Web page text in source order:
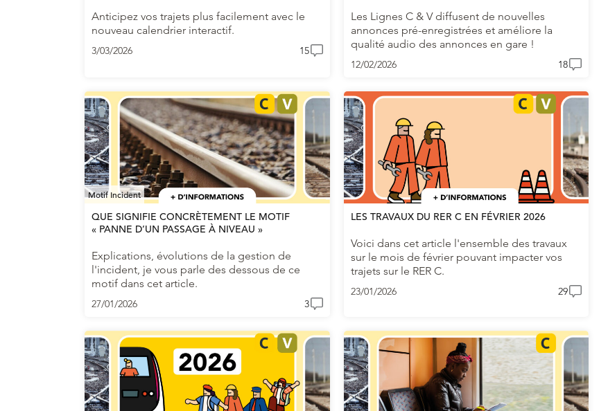
Anticipez vos trajets plus facilement avec le
nouveau calendrier interactif.
3/03/2026 15
Les Lignes C & V diffusent de nouvelles
annonces pré-enregistrées et améliore la
qualité audio des annonces en gare !
12/02/2026 18
Motif Incident
QUE SIGNIFIE CONCRÈTEMENT LE MOTIF
« PANNE D’UN PASSAGE À NIVEAU »
Explications, évolutions de la gestion de
l'incident, je vous parle des dessous de ce
motif dans cet article.
27/01/2026 3
LES TRAVAUX DU RER C EN FÉVRIER 2026
Voici dans cet article l'ensemble des travaux
sur le mois de février pouvant impacter vos
trajets sur le RER C.
23/01/2026 29